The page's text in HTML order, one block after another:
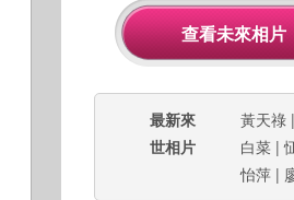
最新來
世相片
黃天祿
白菜 |
怡萍 |